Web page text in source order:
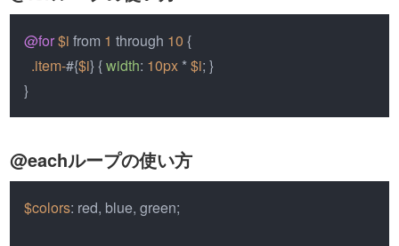
@for$i from 1 through 10 {
.item-#{$i} { width: 10px * $i; }
}
@eachループの使い方
$colors: red, blue, green;